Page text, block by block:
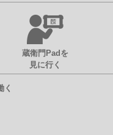
蔵衛門Padを
見に行く